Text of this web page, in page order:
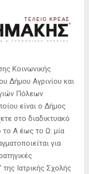
Κοινωνικής
Δήμου Αγρινίου και
Πόλεων
είναι ο Δήμος
στο διαδικτυακό
το Α έως το Ω: μία
για
Ιατρικής Σχολής